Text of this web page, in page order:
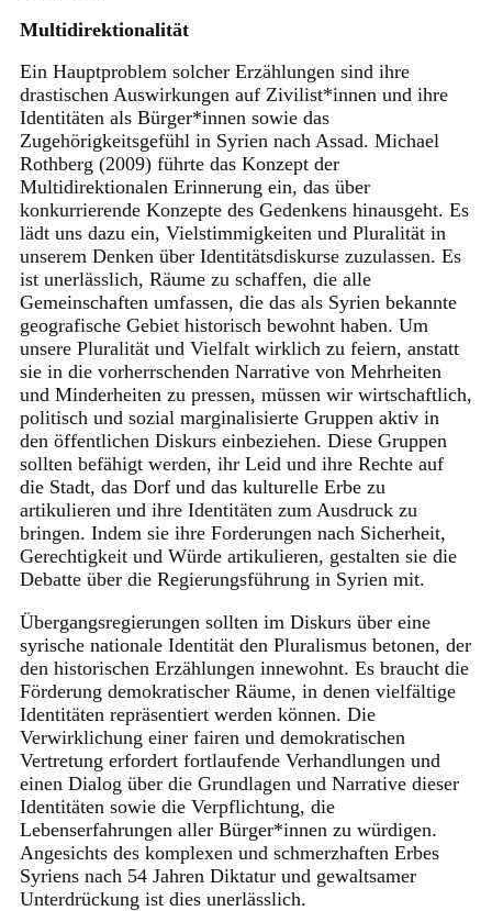
Multidirektionalität
Ein Hauptproblem solcher Erzählungen sind ihre
drastischen Auswirkungen auf Zivilist*innen und ihre
Identitäten als Bürger*innen sowie das
Zugehörigkeitsgefühl in Syrien nach Assad. Michael
Rothberg (2009) führte das Konzept der
Multidirektionalen Erinnerung ein, das über
konkurrierende Konzepte des Gedenkens hinausgeht. Es
lädt uns dazu ein, Vielstimmigkeiten und Pluralität in
unserem Denken über Identitätsdiskurse zuzulassen. Es
ist unerlässlich, Räume zu schaffen, die alle
Gemeinschaften umfassen, die das als Syrien bekannte
geografische Gebiet historisch bewohnt haben. Um
unsere Pluralität und Vielfalt wirklich zu feiern, anstatt
sie in die vorherrschenden Narrative von Mehrheiten
und Minderheiten zu pressen, müssen wir wirtschaftlich,
politisch und sozial marginalisierte Gruppen aktiv in
den öffentlichen Diskurs einbeziehen. Diese Gruppen
sollten befähigt werden, ihr Leid und ihre Rechte auf
die Stadt, das Dorf und das kulturelle Erbe zu
artikulieren und ihre Identitäten zum Ausdruck zu
bringen. Indem sie ihre Forderungen nach Sicherheit,
Gerechtigkeit und Würde artikulieren, gestalten sie die
Debatte über die Regierungsführung in Syrien mit.
Übergangsregierungen sollten im Diskurs über eine
syrische nationale Identität den Pluralismus betonen, der
den historischen Erzählungen innewohnt. Es braucht die
Förderung demokratischer Räume, in denen vielfältige
Identitäten repräsentiert werden können. Die
Verwirklichung einer fairen und demokratischen
Vertretung erfordert fortlaufende Verhandlungen und
einen Dialog über die Grundlagen und Narrative dieser
Identitäten sowie die Verpflichtung, die
Lebenserfahrungen aller Bürger*innen zu würdigen.
Angesichts des komplexen und schmerzhaften Erbes
Syriens nach 54 Jahren Diktatur und gewaltsamer
Unterdrückung ist dies unerlässlich.